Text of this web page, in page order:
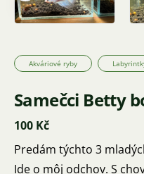
Akváriové ryby
Samečci Betty
100 Kč
Predám týchto 3
Ide o môj odchov. S